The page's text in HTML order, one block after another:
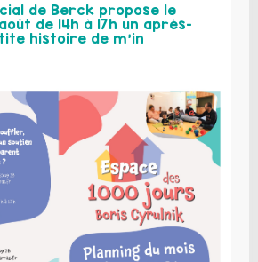
de Berck propose le
de 14h à 17h un après-
histoire de m’in